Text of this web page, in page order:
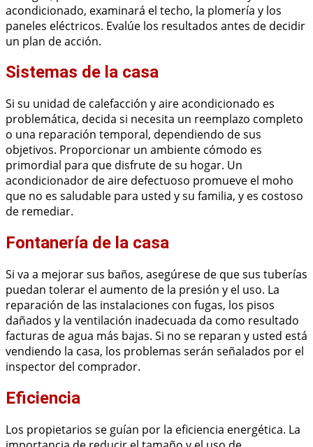
acondicionado, examinará el techo, la plomería y los
paneles eléctricos. Evalúe los resultados antes de decidir
un plan de acción.
Sistemas de la casa
Si su unidad de calefacción y aire acondicionado es
problemática, decida si necesita un reemplazo completo
o una reparación temporal, dependiendo de sus
objetivos. Proporcionar un ambiente cómodo es
primordial para que disfrute de su hogar. Un
acondicionador de aire defectuoso promueve el moho
que no es saludable para usted y su familia, y es costoso
de remediar.
Fontanería de la casa
Si va a mejorar sus baños, asegúrese de que sus tuberías
puedan tolerar el aumento de la presión y el uso. La
reparación de las instalaciones con fugas, los pisos
dañados y la ventilación inadecuada da como resultado
facturas de agua más bajas. Si no se reparan y usted está
vendiendo la casa, los problemas serán señalados por el
inspector del comprador.
Eficiencia
Los propietarios se guían por la eficiencia energética. La